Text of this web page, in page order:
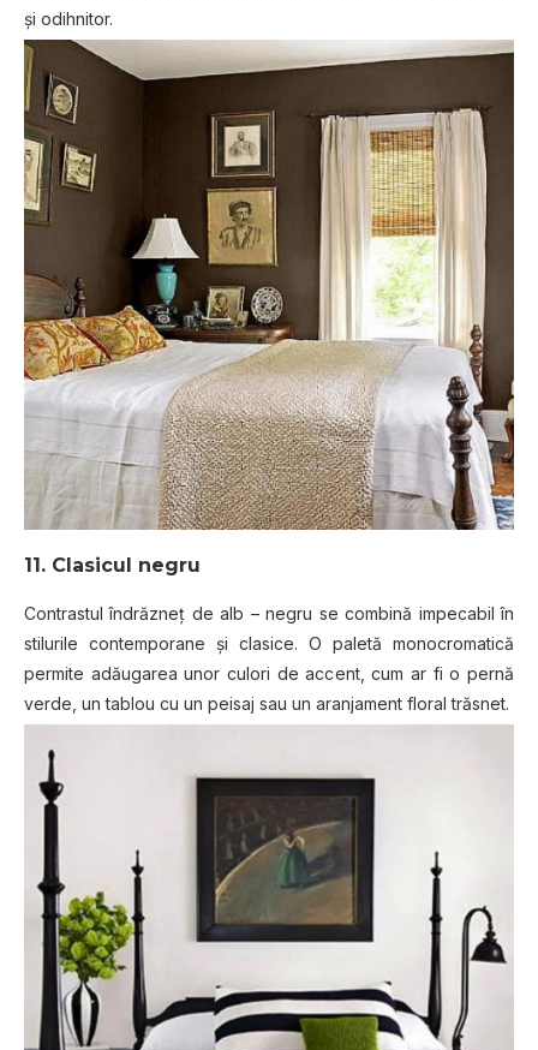
și odihnitor.
11. Clasicul negru
Contrastul îndrăzneț de alb – negru se combină impecabil în
stilurile contemporane și clasice. O paletă monocromatică
permite adăugarea unor culori de accent, cum ar fi o pernă
verde, un tablou cu un peisaj sau un aranjament floral trăsnet.